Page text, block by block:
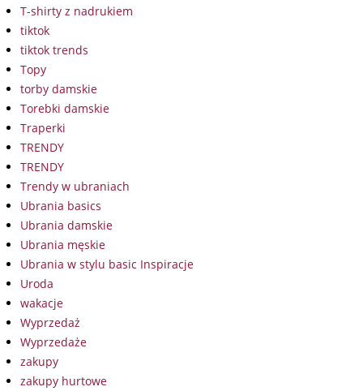
T-shirty z nadrukiem
tiktok
tiktok trends
Topy
torby damskie
Torebki damskie
Traperki
TRENDY
TRENDY
Trendy w ubraniach
Ubrania basics
Ubrania damskie
Ubrania męskie
Ubrania w stylu basic Inspiracje
Uroda
wakacje
Wyprzedaż
Wyprzedaże
zakupy
zakupy hurtowe